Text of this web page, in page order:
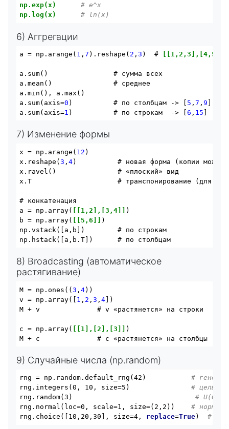
np.exp(x)
# e^x
np.log(x)
# ln(x)
6) Аггрегации
a = np.arange( 1 ,7 ).reshape( 2 ,3 )  #
a.sum()                # сумма всех
a.mean()               # среднее
a.min (), a.max ()
a.sum(axis=0 )          # по столбцам -> [ 5 ,7 ,9
a.sum(axis=1 )          # по строкам  -> [6 , 15
7) Изменение формы
x = np.arange( 12 )
x.reshape(3 ,4)          # новая форма (копии может
x.ravel()               # «плоский» вид
x.T                     # транспонирование (для
# конкатенация
a = np.array(
[[1,2],[3,4]]
)
b = np.array(
[[5,6]]
)
np.vstack([a,b])        # по строкам
8) Broadcasting (автоматическое
растягивание)
M = np.ones((3 ,4))
v = np.array([ 1 , 2 ,3 ,4])
M + v              # v «растянется» на строки
c = np.array( [[1],[2],[3]] )
9) Случайные числа (np.random)
rng = np.random.default_rng(42) #
rng.integers(0, 10, size=5) # целые
rng.random(3) #
rng.normal(loc=0, scale=1, size=(2,2)) #
rng.choice([10,20,30], size=4, replace=True) #